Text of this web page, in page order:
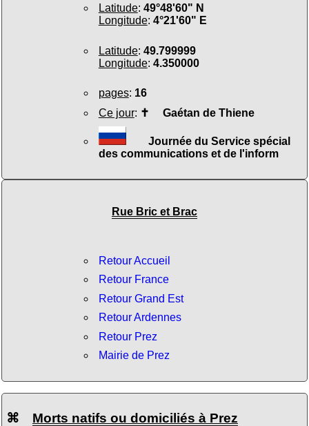
Latitude: 49°48'60" N
Longitude: 4°21'60" E
Latitude: 49.799999
Longitude: 4.350000
pages: 16
Ce jour: ✝ Gaétan de Thiene
Journée du Service spécial
des communications et de l'inform
Rue Bric et Brac
Retour Accueil
Retour France
Retour Grand Est
Retour Ardennes
Retour Prez
Mairie de Prez
⌘ Morts natifs ou domiciliés à Prez